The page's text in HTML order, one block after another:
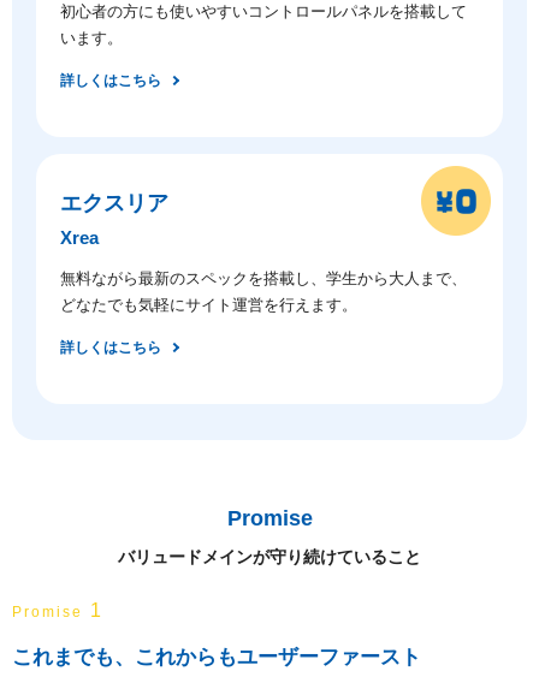
初心者の方にも使いやすいコントロールパネルを搭載して
います。
詳しくはこちら
エクスリア
Xrea
無料ながら最新のスペックを搭載し、学生から大人まで、
どなたでも気軽にサイト運営を行えます。
詳しくはこちら
Promise
バリュードメインが守り続けていること
Promise 1
これまでも、これからもユーザーファースト